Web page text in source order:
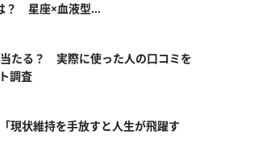
？ 星座×血液型...
たる？ 実際に使った人の口コミを
調査
現状維持を手放すと人生が飛躍す